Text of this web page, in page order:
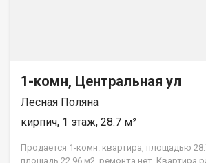
1-комн, Центральная ул
Лесная Поляна
кирпич, 1 этаж, 28.7 м²
Продается 1-комн. квартира, площадью
площадь 22.96 м2, ремонта нет. Квартира